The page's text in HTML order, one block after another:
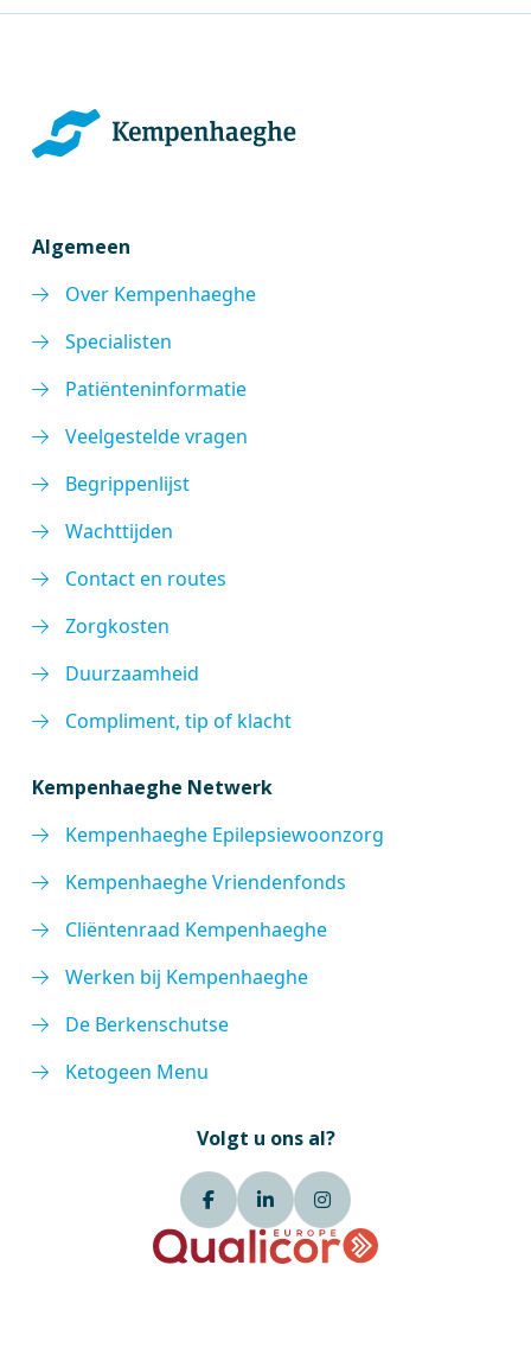
Algemeen
Over Kempenhaeghe
Specialisten
Patiënteninformatie
Veelgestelde vragen
Begrippenlijst
Wachttijden
Contact en routes
Zorgkosten
Duurzaamheid
Compliment, tip of klacht
Kempenhaeghe Netwerk
Kempenhaeghe Epilepsiewoonzorg
Kempenhaeghe Vriendenfonds
Cliëntenraad Kempenhaeghe
Werken bij Kempenhaeghe
De Berkenschutse
Ketogeen Menu
Volgt u ons al?